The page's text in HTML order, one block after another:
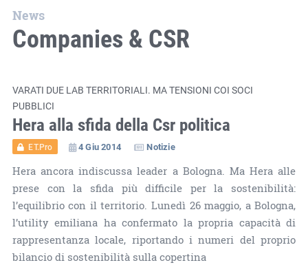
News
Companies & CSR
VARATI DUE LAB TERRITORIALI. MA TENSIONI COI SOCI
PUBBLICI
Hera alla sfida della Csr politica
ET.Pro 4 Giu 2014 Notizie
Hera ancora indiscussa leader a Bologna. Ma Hera alle
prese con la sfida più difficile per la sostenibilità:
l’equilibrio con il territorio. Lunedì 26 maggio, a Bologna,
l’utility emiliana ha confermato la propria capacità di
rappresentanza locale, riportando i numeri del proprio
bilancio di sostenibilità sulla copertina